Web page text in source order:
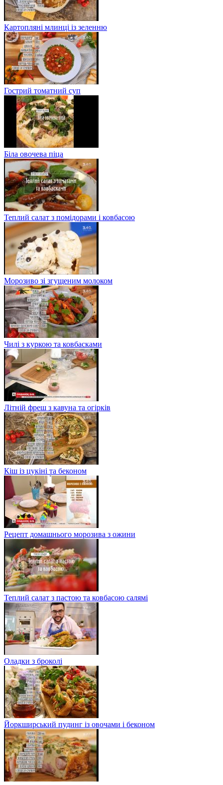
Картопляні млинці із зеленню
Гострий томатний суп
Біла овочева піца
Теплий салат з помідорами і ковбасою
Морозиво зі згущеним молоком
Чилі з куркою та ковбасками
Літній фреш з кавуна та огірків
Кіш із цукіні та беконом
Рецепт домашнього морозива з ожини
Теплий салат з пастою та ковбасою салямі
Оладки з броколі
Йоркширський пудинг із овочами і беконом